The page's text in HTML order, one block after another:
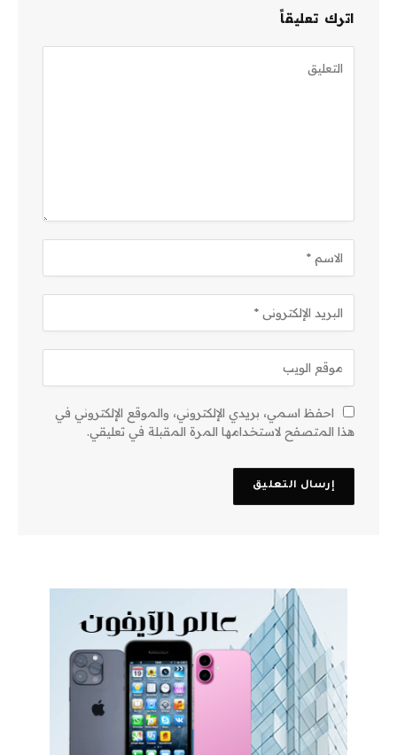
اترك تعليقاً
احفظ اسمي، بريدي الإلكتروني، والموقع الإلكتروني في
هذا المتصفح لاستخدامها المرة المقبلة في تعليقي.